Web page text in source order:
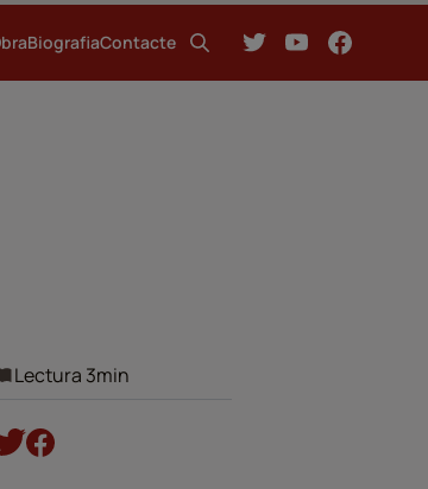
BiografiaContacte
Lectura 3min